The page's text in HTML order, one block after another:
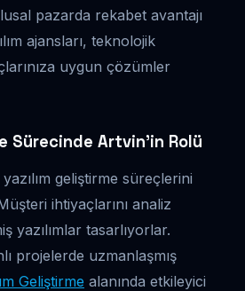
pazarda rekabet avantajı
ajansları, teknolojik
uygun çözümler
Sürecinde Artvin’in Rolü
geliştirme süreçlerini
ihtiyaçlarını analiz
yazılımlar tasarlıyorlar.
projelerde uzmanlaşmış
Geliştirme alanında etkileyici